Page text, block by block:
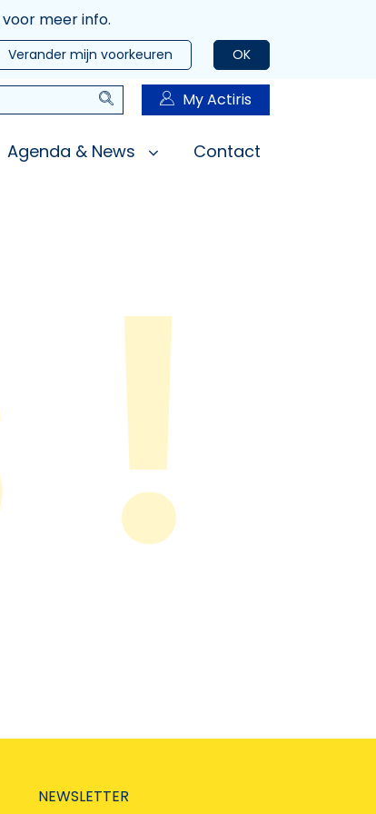
voor meer info.
OK
Verander mijn voorkeuren
Zoeken My Actiris
Agenda & News Contact
NEWSLETTER